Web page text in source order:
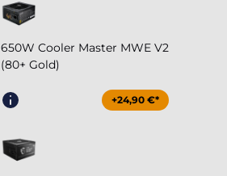
650W Cooler Master MWE V2
(80+ Gold)
+24,90 €*